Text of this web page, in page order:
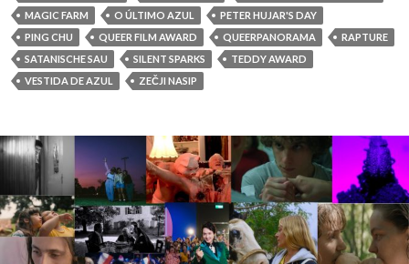
MAGIC FARM
O ÚLTIMO AZUL
PETER HUJAR'S DAY
PING CHU
QUEER FILM AWARD QUEERPANORAMA
RAPTURE
SATANISCHE SAU
SILENT SPARKS
TEDDY AWARD
VESTIDA DE AZUL
ZEČJI NASIP